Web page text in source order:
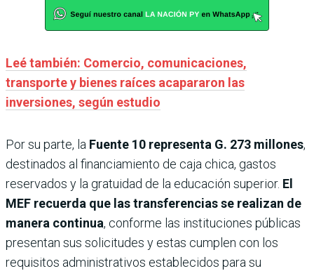
Leé también: Comercio, comunicaciones,
transporte y bienes raíces acapararon las
inversiones, según estudio
Por su parte, la Fuente 10 representa G. 273 millones,
destinados al financiamiento de caja chica, gastos
reservados y la gratuidad de la educación superior. El
MEF recuerda que las transferencias se realizan de
manera continua, conforme las instituciones públicas
presentan sus solicitudes y estas cumplen con los
requisitos administrativos establecidos para su